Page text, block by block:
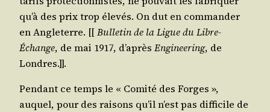
qu’à des prix trop éle­vés. On dut en com­man­der
en Angle­terre. [[Bul­le­tin de la Ligue du Libre-
Échange, de mai 1917, d’après Engi­nee­ring, de
Londres.]].
Pen­dant ce temps le « Comi­té des Forges »,
auquel, pour des rai­sons qu’il n’est pas dif­fi­cile de